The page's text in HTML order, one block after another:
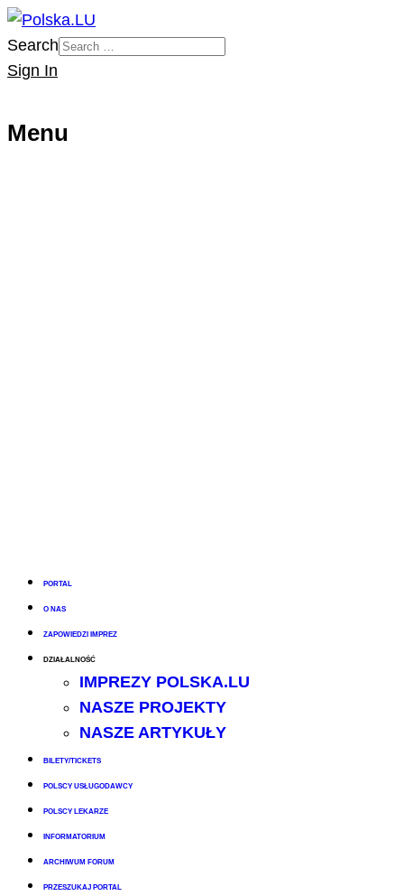
Search
Sign In
Menu
PORTAL
O NAS
ZAPOWIEDZI IMPREZ
DZIAŁALNOŚĆ
IMPREZY POLSKA.LU
NASZE PROJEKTY
NASZE ARTYKUŁY
BILETY/TICKETS
POLSCY USŁUGODAWCY
POLSCY LEKARZE
INFORMATORIUM
ARCHIWUM FORUM
PRZESZUKAJ PORTAL